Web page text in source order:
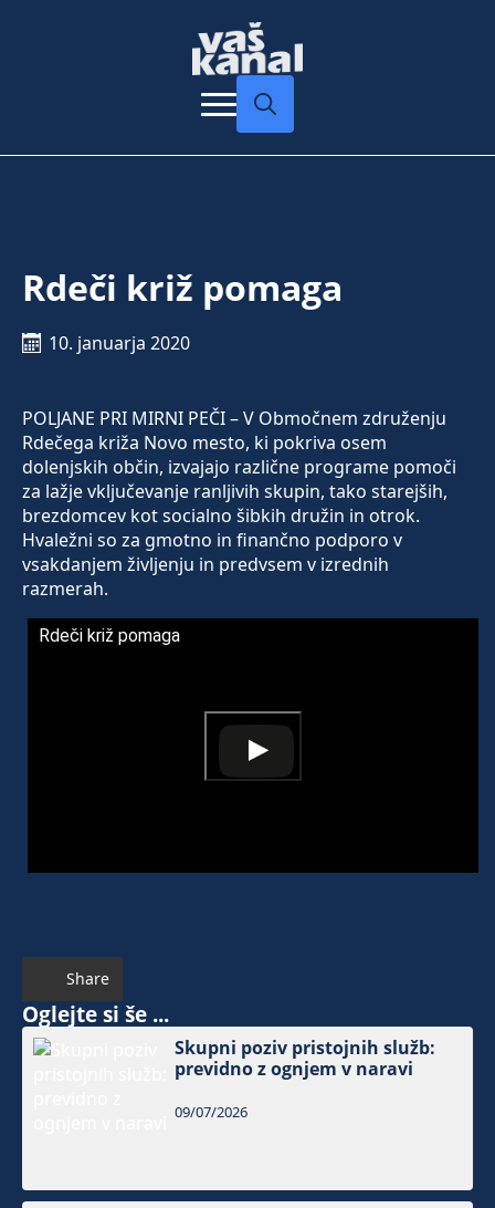
Rdeči križ pomaga
10. januarja 2020
POLJANE PRI MIRNI PEČI – V Območnem združenju
Rdečega križa Novo mesto, ki pokriva osem
dolenjskih občin, izvajajo različne programe pomoči
za lažje vključevanje ranljivih skupin, tako starejših,
brezdomcev kot socialno šibkih družin in otrok.
Hvaležni so za gmotno in finančno podporo v
vsakdanjem življenju in predvsem v izrednih
razmerah.
Rdeči križ pomaga
Share
Oglejte si še ...
Skupni poziv pristojnih služb:
previdno z ognjem v naravi
09/07/2026